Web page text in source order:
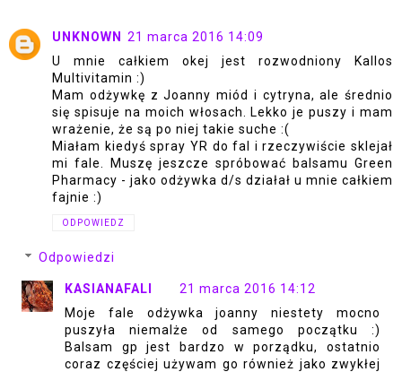
UNKNOWN 21 marca 2016 14:09
U mnie całkiem okej jest rozwodniony Kallos
Multivitamin :)
Mam odżywkę z Joanny miód i cytryna, ale średnio
się spisuje na moich włosach. Lekko je puszy i mam
wrażenie, że są po niej takie suche :(
Miałam kiedyś spray YR do fal i rzeczywiście sklejał
mi fale. Muszę jeszcze spróbować balsamu Green
Pharmacy - jako odżywka d/s działał u mnie całkiem
fajnie :)
ODPOWIEDZ
Odpowiedzi
KASIANAFALI
21 marca 2016 14:12
Moje fale odżywka joanny niestety mocno
puszyła niemalże od samego początku :)
Balsam gp jest bardzo w porządku, ostatnio
coraz częściej używam go również jako zwykłej